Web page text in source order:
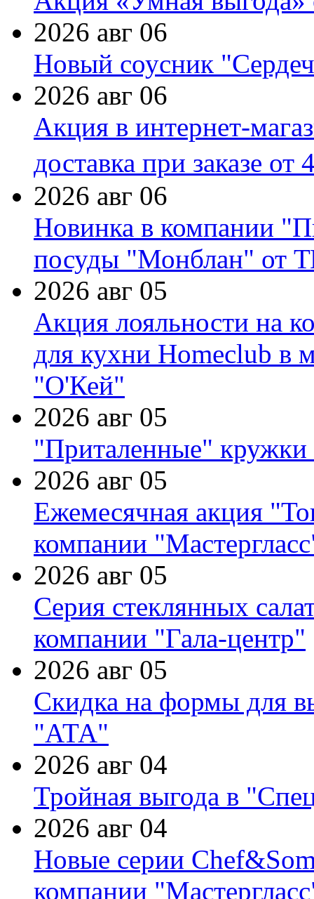
2026 авг 06
Новый соусник
2026 авг 06
Акция в интернет-
доставка при заказе от
2026 авг 06
Новинка в компании
посуды "Монблан" от
2026 авг 05
Акция лояльности на
для кухни Homeclub в
"О'Кей"
2026 авг 05
"Приталенные" кружки
2026 авг 05
Ежемесячная акция
компании
2026 авг 05
Серия стеклянных
компании "Гала-центр"
2026 авг 05
Скидка на формы для
"АТА"
2026 авг 04
Тройная выгода в
2026 авг 04
Новые серии
компании